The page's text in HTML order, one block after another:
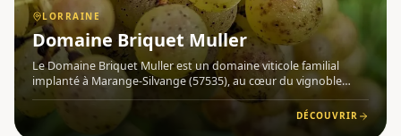
LORRAINE
Domaine Briquet Muller
Le Domaine Briquet Muller est un domaine viticole familial
implanté à Marange-Silvange (57535), au cœur du vignoble
mosellan en Lorraine . Depuis sa première récolte en
septembre 2022, ce jeune domaine exploite environ 1,5 hectare
de vignes
DÉCOUVRIR